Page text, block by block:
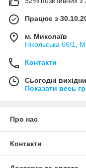
Працює з
м. Миколаїв
Нікольська 66/1,
Контакти
Сьогодні
Показати весь
Про нас
Контакти